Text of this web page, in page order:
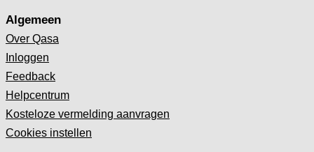
Algemeen
Over Qasa
Inloggen
Feedback
Helpcentrum
Kosteloze vermelding aanvragen
Cookies instellen